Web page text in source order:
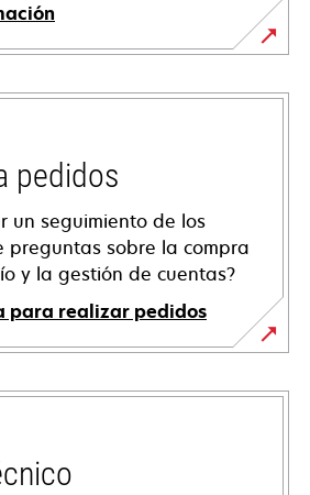
pedidos
un seguimiento de los
preguntas sobre la compra
y la gestión de cuentas?
para realizar pedidos